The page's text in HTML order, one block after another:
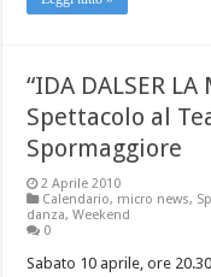
“IDA DALSER
Spettacolo al
Spormaggiore
2 Aprile 2010
Calendario, micro news,
danza,Weekend
0
Sabato 10 aprile, ore